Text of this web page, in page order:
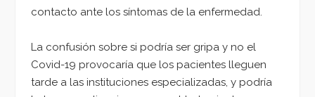
contacto ante los síntomas de la enfermedad.
La confusión sobre si podría ser gripa y no el
Covid-19 provocaría que los pacientes lleguen
tarde a las instituciones especializadas, y podría